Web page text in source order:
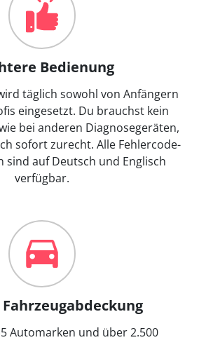
Bedienung
täglich sowohl von Anfängern
eingesetzt. Du brauchst kein
bei anderen Diagnosegeräten,
sofort zurecht. Alle Fehlercode-
sind auf Deutsch und Englisch
verfügbar.
Automarken und über 2.500